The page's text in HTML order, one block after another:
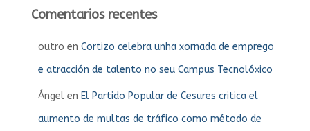
Comentarios recentes
outro en Cortizo celebra unha xornada de emprego
e atracción de talento no seu Campus Tecnolóxico
Ángel en El Partido Popular de Cesures critica el
aumento de multas de tráfico como método de